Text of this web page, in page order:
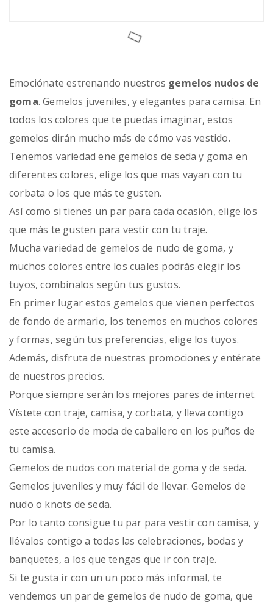
Emociónate estrenando nuestros gemelos nudos de
goma. Gemelos juveniles, y elegantes para camisa. En
todos los colores que te puedas imaginar, estos
gemelos dirán mucho más de cómo vas vestido.
Tenemos variedad ene gemelos de seda y goma en
diferentes colores, elige los que mas vayan con tu
corbata o los que más te gusten.
Así como si tienes un par para cada ocasión, elige los
que más te gusten para vestir con tu traje.
Mucha variedad de gemelos de nudo de goma, y
muchos colores entre los cuales podrás elegir los
tuyos, combínalos según tus gustos.
En primer lugar estos gemelos que vienen perfectos
de fondo de armario, los tenemos en muchos colores
y formas, según tus preferencias, elige los tuyos.
Además, disfruta de nuestras promociones y entérate
de nuestros precios.
Porque siempre serán los mejores pares de internet.
Vístete con traje, camisa, y corbata, y lleva contigo
este accesorio de moda de caballero en los puños de
tu camisa.
Gemelos de nudos con material de goma y de seda.
Gemelos juveniles y muy fácil de llevar. Gemelos de
nudo o knots de seda.
Por lo tanto consigue tu par para vestir con camisa, y
llévalos contigo a todas las celebraciones, bodas y
banquetes, a los que tengas que ir con traje.
Si te gusta ir con un un poco más informal, te
vendemos un par de gemelos de nudo de goma, que